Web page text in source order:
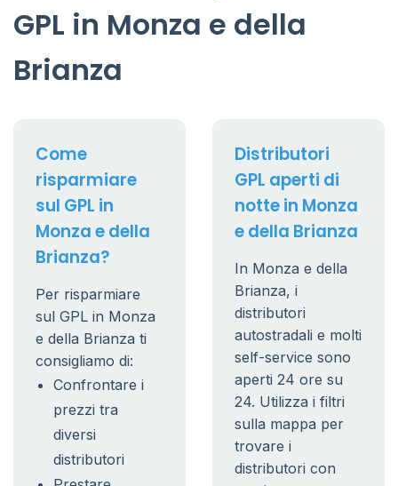
GPL in Monza e della
Brianza
Come
risparmiare
sul GPL in
Monza e della
Brianza?
Per risparmiare
sul GPL in Monza
e della Brianza ti
consigliamo di:
Confrontare i
prezzi tra
diversi
distributori
Distributori
GPL aperti di
notte in Monza
e della Brianza
In Monza e della
Brianza, i
distributori
autostradali e molti
self-service sono
aperti 24 ore su
24. Utilizza i filtri
sulla mappa per
trovare i
distributori con